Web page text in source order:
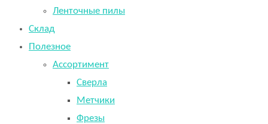
Ленточные пилы
Склад
Полезное
Ассортимент
Сверла
Метчики
Фрезы